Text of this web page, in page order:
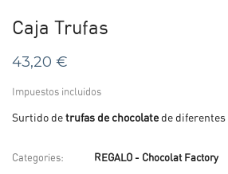
Caja Trufas
43,20 €
Impuestos incluidos
Surtido de trufas de chocolate de diferentes
Categories: REGALO - Chocolat Factory